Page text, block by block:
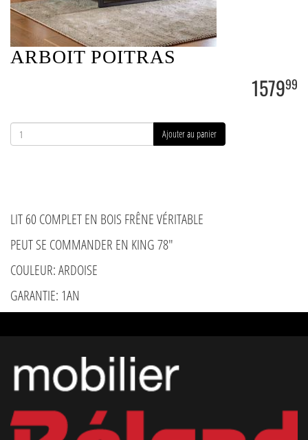
ARBOIT POITRAS
157999
Ajouter au panier
LIT 60 COMPLET EN BOIS FRÊNE VÉRITABLE
PEUT SE COMMANDER EN KING 78"
COULEUR: ARDOISE
GARANTIE: 1AN